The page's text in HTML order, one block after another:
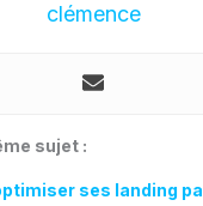
clémence
sujet :
ses landing